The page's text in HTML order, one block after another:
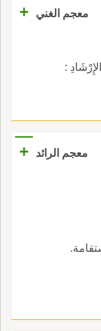
معجم الغني
+
:
معجم الرائد
+